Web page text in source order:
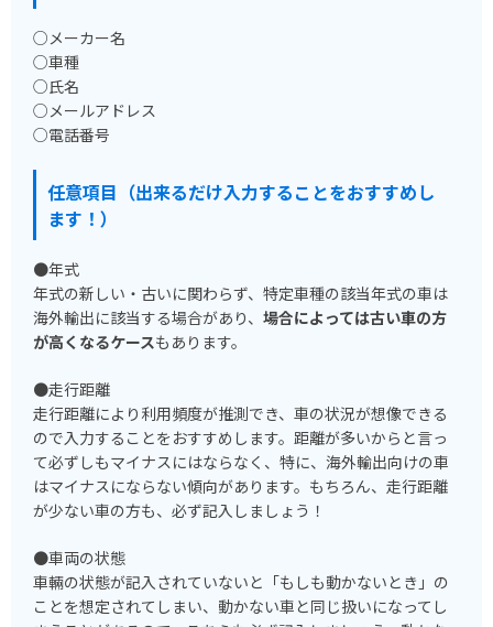
○メーカー名
○車種
○氏名
○メールアドレス
○電話番号
任意項目（出来るだけ入力することをおすすめし
ます！）
●年式
年式の新しい・古いに関わらず、特定車種の該当年式の車は
海外輸出に該当する場合があり、 場合によっては古い車の方
が高くなるケースもあります。
●走行距離
走行距離により利用頻度が推測でき、車の状況が想像できる
ので入力することをおすすめします。距離が多いからと言っ
て必ずしもマイナスにはならなく、特に、海外輸出向けの車
はマイナスにならない傾向があります。もちろん、走行距離
が少ない車の方も、必ず記入しましょう！
●車両の状態
車輛の状態が記入されていないと「もしも動かないとき」の
ことを想定されてしまい、動かない車と同じ扱いになってし